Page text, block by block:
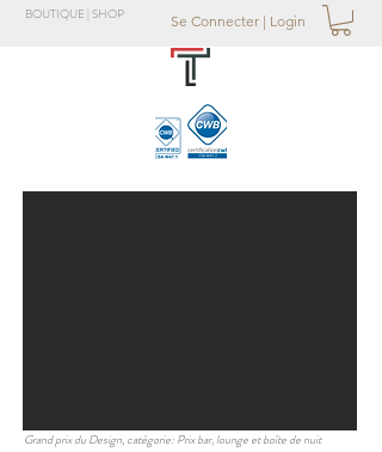
Se Connecter | Login
BOUTIQUE | SHOP
Grand prix du Design, catégorie: Prix bar, lounge et boîte de nuit